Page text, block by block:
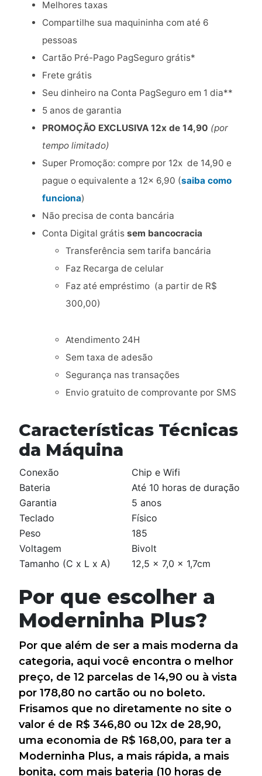
Melhores taxas
Compartilhe sua maquininha com até 6
pessoas
Cartão Pré-Pago PagSeguro grátis*
Frete grátis
Seu dinheiro na Conta PagSeguro em 1 dia**
5 anos de garantia
PROMOÇÃO EXCLUSIVA 12x de 14,90 (por
tempo limitado)
Super Promoção: compre por 12x de 14,90 e
pague o equivalente a 12x 6,90 (saiba como
funciona)
Não precisa de conta bancária
Conta Digital grátis sem bancocracia
Transferência sem tarifa bancária
Faz Recarga de celular
Faz até empréstimo (a partir de R$
300,00)
Atendimento 24H
Sem taxa de adesão
Segurança nas transações
Envio gratuito de comprovante por SMS
Características Técnicas
da Máquina
Conexão
Chip e Wifi
Bateria
Até 10 horas de duração
Garantia
5 anos
Teclado
Físico
Peso
185
Voltagem
Bivolt
Tamanho (C x L x A)
12,5 x 7,0 x 1,7cm
Por que escolher a
Moderninha Plus?
Por que além de ser a mais moderna da
categoria, aqui você encontra o melhor
preço, de 12 parcelas de 14,90 ou à vista
por 178,80 no cartão ou no boleto.
Frisamos que no diretamente no site o
valor é de R$ 346,80 ou 12x de 28,90,
uma economia de R$ 168,00, para ter a
Moderninha Plus, a mais rápida, a mais
bonita, com mais bateria (10 horas de